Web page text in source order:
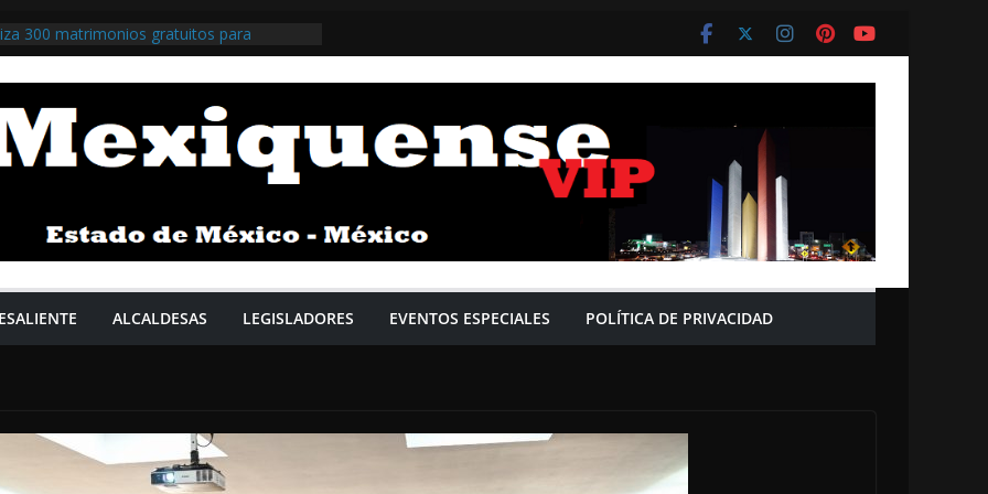
300 matrimonios gratuitos para
/ @isaacsolar @GobNau >>>
impulsa apoyos gratuitos y el
Familiar / @Pedro_RVillegas
/ @Claudiashein @GobiernoMX >>>
para talleres y polvorines buscan
ALCALDESAS LEGISLADORES EVENTOS ESPECIALES POLÍTICA DE PRIVACIDAD